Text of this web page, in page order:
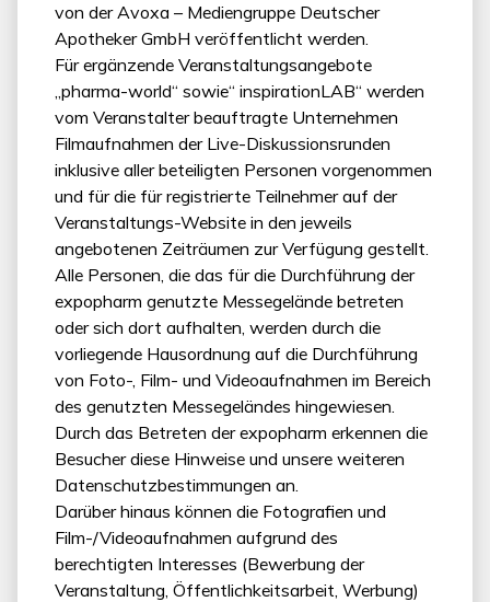
von der Avoxa – Mediengruppe Deutscher
Apotheker GmbH veröffentlicht werden.
Für ergänzende Veranstaltungsangebote
„pharma-world“ sowie“ inspirationLAB“ werden
vom Veranstalter beauftragte Unternehmen
Filmaufnahmen der Live-Diskussionsrunden
inklusive aller beteiligten Personen vorgenommen
und für die für registrierte Teilnehmer auf der
Veranstaltungs-Website in den jeweils
angebotenen Zeiträumen zur Verfügung gestellt.
Alle Personen, die das für die Durchführung der
expopharm genutzte Messegelände betreten
oder sich dort aufhalten, werden durch die
vorliegende Hausordnung auf die Durchführung
von Foto-, Film- und Videoaufnahmen im Bereich
des genutzten Messegeländes hingewiesen.
Durch das Betreten der expopharm erkennen die
Besucher diese Hinweise und unsere weiteren
Datenschutzbestimmungen an.
Darüber hinaus können die Fotografien und
Film-/Videoaufnahmen aufgrund des
berechtigten Interesses (Bewerbung der
Veranstaltung, Öffentlichkeitsarbeit, Werbung)